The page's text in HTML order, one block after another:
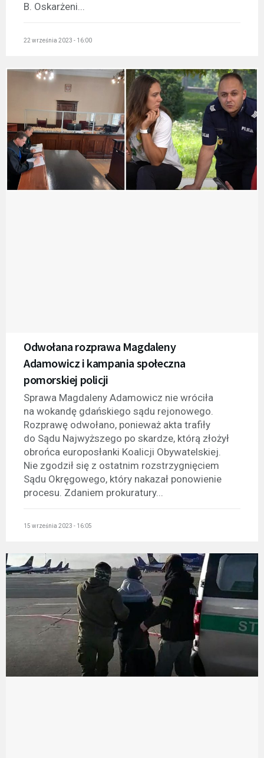
B. Oskarżeni...
22 września 2023 - 16:00
Odwołana rozprawa Magdaleny
Adamowicz i kampania społeczna
pomorskiej policji
Sprawa Magdaleny Adamowicz nie wróciła
na wokandę gdańskiego sądu rejonowego.
Rozprawę odwołano, ponieważ akta trafiły
do Sądu Najwyższego po skardze, którą złożył
obrońca europosłanki Koalicji Obywatelskiej.
Nie zgodził się z ostatnim rozstrzygnięciem
Sądu Okręgowego, który nakazał ponowienie
procesu. Zdaniem prokuratury...
15 września 2023 - 16:05